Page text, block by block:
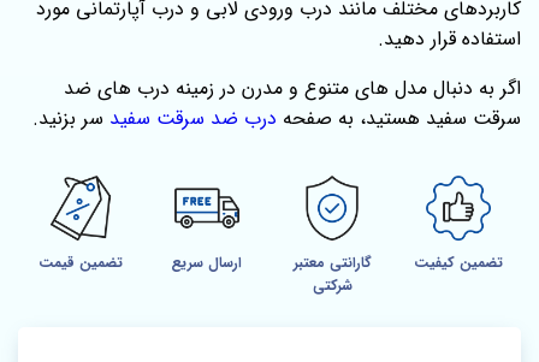
کاربردهای مختلف مانند درب ورودی لابی و درب آپارتمانی مورد
استفاده قرار دهید.
اگر به دنبال مدل‌ های متنوع و مدرن در زمینه درب‌ های ضد
سرقت سفید هستید، به صفحه درب ضد سرقت سفید سر بزنید.
تضمین کیفیت
گارانتی معتبر
شرکتی
ارسال سریع تضمین قیمت